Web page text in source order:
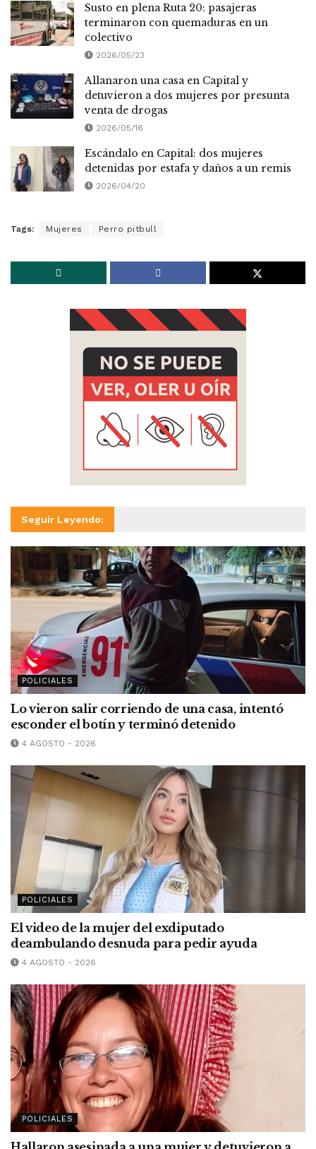
Susto en plena Ruta 20: pasajeras
terminaron con quemaduras en un
colectivo
2026/05/23
Allanaron una casa en Capital y
detuvieron a dos mujeres por presunta
venta de drogas
2026/05/16
Escándalo en Capital: dos mujeres
detenidas por estafa y daños a un remis
2026/04/20
Tags: Mujeres Perro pitbull
Seguir Leyendo:
POLICIALES
Lo vieron salir corriendo de una casa, intentó
esconder el botín y terminó detenido
4 AGOSTO - 2026
POLICIALES
El video de la mujer del exdiputado
deambulando desnuda para pedir ayuda
4 AGOSTO - 2026
POLICIALES